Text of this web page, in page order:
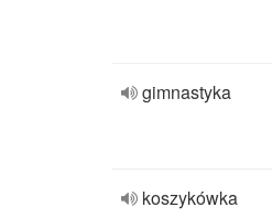
gimnastyka
koszykówka